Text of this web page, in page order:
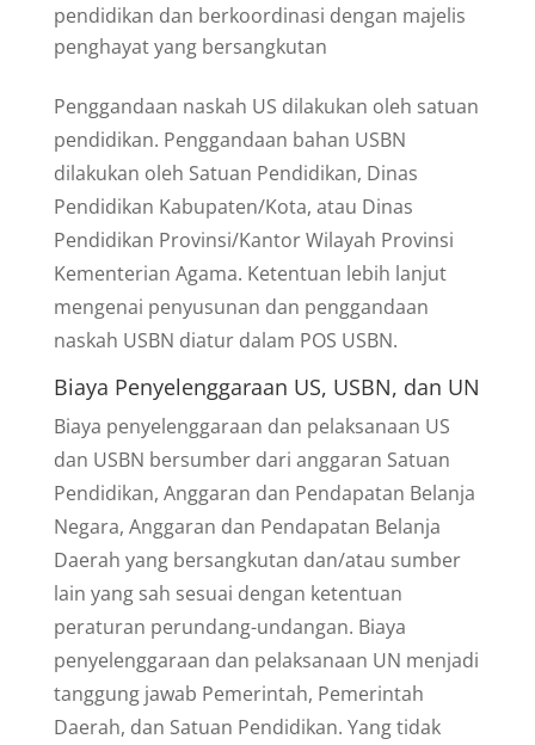
pendidikan dan berkoordinasi dengan majelis
penghayat yang bersangkutan
Penggandaan naskah US dilakukan oleh satuan
pendidikan. Penggandaan bahan USBN
dilakukan oleh Satuan Pendidikan, Dinas
Pendidikan Kabupaten/Kota, atau Dinas
Pendidikan Provinsi/Kantor Wilayah Provinsi
Kementerian Agama. Ketentuan lebih lanjut
mengenai penyusunan dan penggandaan
naskah USBN diatur dalam POS USBN.
Biaya Penyelenggaraan US, USBN, dan UN
Biaya penyelenggaraan dan pelaksanaan US
dan USBN bersumber dari anggaran Satuan
Pendidikan, Anggaran dan Pendapatan Belanja
Negara, Anggaran dan Pendapatan Belanja
Daerah yang bersangkutan dan/atau sumber
lain yang sah sesuai dengan ketentuan
peraturan perundang-undangan. Biaya
penyelenggaraan dan pelaksanaan UN menjadi
tanggung jawab Pemerintah, Pemerintah
Daerah, dan Satuan Pendidikan. Yang tidak